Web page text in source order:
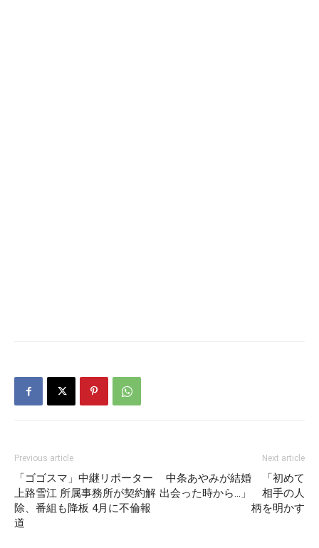
Previous article
「ゴゴスマ」中継リポーター
上路雪江 所属事務所が契約解
除、番組も降板 4月に不倫報
道
Next article
中条あやみが結婚 「初めて
出会った時から…」 相手の人
柄を明かす